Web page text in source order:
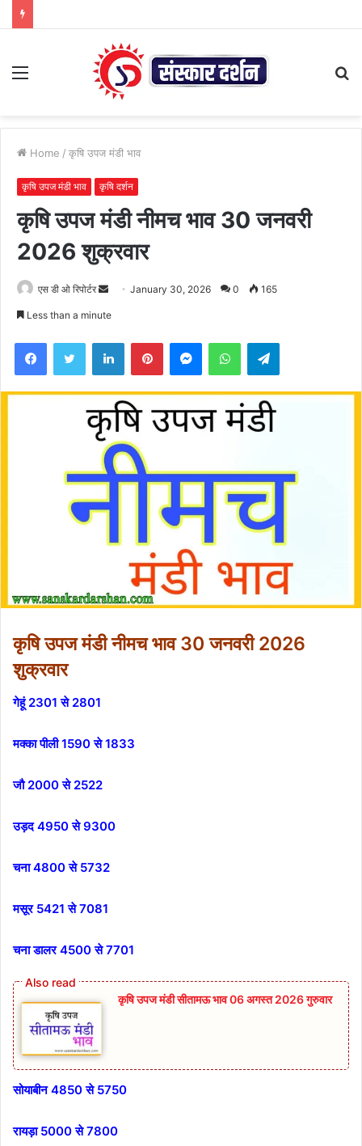
Menu
Home / कृषि उपज मंडी भाव
कृषि उपज मंडी भाव कृषि दर्शन
कृषि उपज मंडी नीमच भाव 30 जनवरी
2026 शुक्रवार
एस डी ओ रिपोर्टर
Send January 30, 2026 0 165
Less than a minute
FacebookTwitter LinkedInPinterestMessengerWhatsAppTelegram
कृषि उपज मंडी नीमच भाव 30 जनवरी 2026
शुक्रवार
गेहूं 2301 से 2801
मक्का पीली 1590 से 1833
जौ 2000 से 2522
उड़द 4950 से 9300
चना 4800 से 5732
मसूर 5421 से 7081
चना डालर 4500 से 7701
कृषि उपज मंडी सीतामऊ भाव 06 अगस्त 2026 गुरुवार
सोयाबीन 4850 से 5750
रायड़ा 5000 से 7800